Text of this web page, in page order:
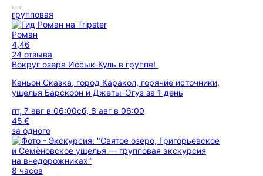
групповая
Роман
4,46
24 отзыва
Вокруг озера Иссык-Куль в группе!
Каньон Сказка, город Каракол, горячие источники,
ущелья Барскоон и Джеты-Огуз за 1 день
пт, 7 авг в 06:00сб, 8 авг в 06:00
45 €
за одного
8 часов